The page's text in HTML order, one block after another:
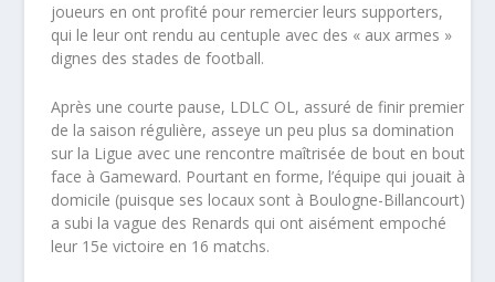
joueurs en ont profité pour remercier leurs supporters,
qui le leur ont rendu au centuple avec des « aux armes »
dignes des stades de football.
Après une courte pause, LDLC OL, assuré de finir premier
de la saison régulière, asseye un peu plus sa domination
sur la Ligue avec une rencontre maîtrisée de bout en bout
face à Gameward. Pourtant en forme, l’équipe qui jouait à
domicile (puisque ses locaux sont à Boulogne-Billancourt)
a subi la vague des Renards qui ont aisément empoché
leur 15e victoire en 16 matchs.